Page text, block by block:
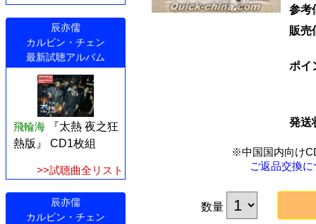
辰亦儒
カルビン・チェン
最新試聴アルバム
飛輪海
『太熱 夜之狂
熱版』 CD1枚組
>>試聴曲全リスト
辰亦儒
カルビン・チェン
参考
販売
ポイ
発送
※中国国内向け
ご返品交換
数量